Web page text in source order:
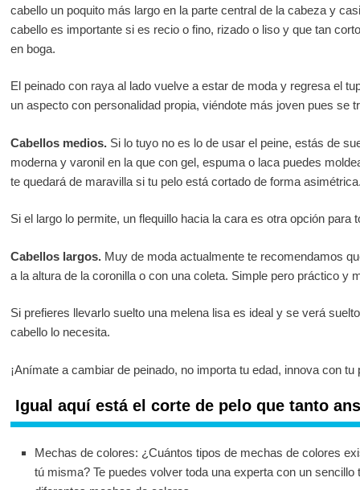
cabello un poquito más largo en la parte central de la cabeza y
cabello es importante si es recio o fino, rizado o liso y que tan
en boga.
El peinado con raya al lado vuelve a estar de moda y regresa el
un aspecto con personalidad propia, viéndote más joven pues se
Cabellos medios. Si lo tuyo no es lo de usar el peine, estás de
moderna y varonil en la que con gel, espuma o laca puedes
te quedará de maravilla si tu pelo está cortado de forma
Si el largo lo permite, un flequillo hacia la cara es otra opción para
Cabellos largos. Muy de moda actualmente te recomendamos
a la altura de la coronilla o con una coleta. Simple pero práctico y
Si prefieres llevarlo suelto una melena lisa es ideal y se verá
cabello lo necesita.
¡Anímate a cambiar de peinado, no importa tu edad, innova con tu
Igual aquí está el corte de pelo que tanto
Mechas de colores: ¿Cuántos tipos de mechas de colores
tú misma? Te puedes volver toda una experta con un